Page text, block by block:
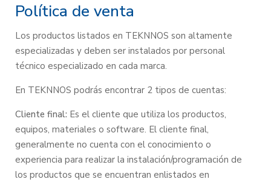
Política de venta
Los productos listados en TEKNNOS son altamente
especializadas y deben ser instalados por personal
técnico especializado en cada marca.
En TEKNNOS podrás encontrar 2 tipos de cuentas:
Cliente final: Es el cliente que utiliza los productos,
equipos, materiales o software. El cliente final,
generalmente no cuenta con el conocimiento o
experiencia para realizar la instalación/programación de
los productos que se encuentran enlistados en